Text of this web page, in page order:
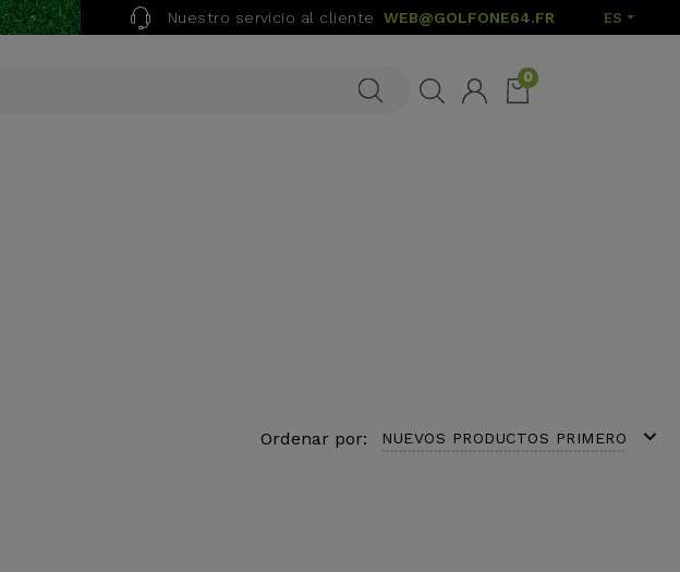
Nuestro servicio al cliente WEB@GOLFONE64.FR ES
0
Ordenar por: NUEVOS PRODUCTOS PRIMERO expand_more